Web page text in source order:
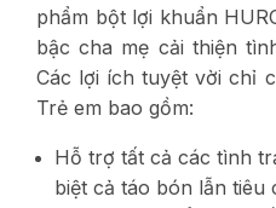
phẩm bột lợi khuẩn
bậc cha mẹ cải thiện
Các lợi ích tuyệt vời chỉ
Trẻ em bao gồm:
Hỗ trợ tất cả các tình
biệt cả táo bón lẫn tiêu